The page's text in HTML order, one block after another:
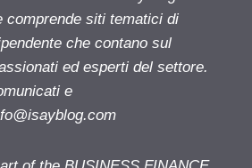
comprende siti tematici di
che contano sul
ed esperti del settore.
e